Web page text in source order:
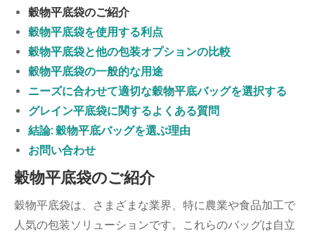
穀物平底袋のご紹介
穀物平底袋を使用する利点
穀物平底袋と他の包装オプションの比較
穀物平底袋の一般的な用途
ニーズに合わせて適切な穀物平底バッグを選択する
グレイン平底袋に関するよくある質問
結論: 穀物平底バッグを選ぶ理由
お問い合わせ
穀物平底袋のご紹介
穀物平底袋は、さまざまな業界、特に農業や食品加工で
人気の包装ソリューションです。これらのバッグは自立